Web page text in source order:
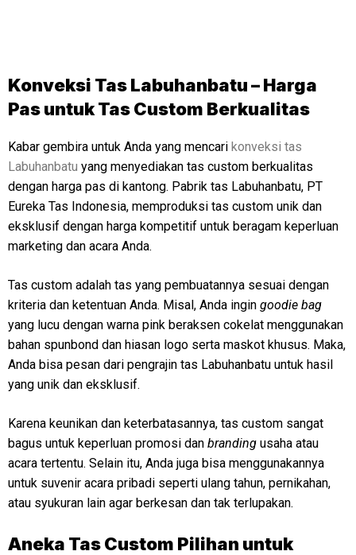
Konveksi Tas Labuhanbatu – Harga
Pas untuk Tas Custom Berkualitas
Kabar gembira untuk Anda yang mencari konveksi tas
Labuhanbatu yang menyediakan tas custom berkualitas
dengan harga pas di kantong. Pabrik tas Labuhanbatu, PT
Eureka Tas Indonesia, memproduksi tas custom unik dan
eksklusif dengan harga kompetitif untuk beragam keperluan
marketing dan acara Anda.
Tas custom adalah tas yang pembuatannya sesuai dengan
kriteria dan ketentuan Anda. Misal, Anda ingin goodie bag
yang lucu dengan warna pink beraksen cokelat menggunakan
bahan spunbond dan hiasan logo serta maskot khusus. Maka,
Anda bisa pesan dari pengrajin tas Labuhanbatu untuk hasil
yang unik dan eksklusif.
Karena keunikan dan keterbatasannya, tas custom sangat
bagus untuk keperluan promosi dan branding usaha atau
acara tertentu. Selain itu, Anda juga bisa menggunakannya
untuk suvenir acara pribadi seperti ulang tahun, pernikahan,
atau syukuran lain agar berkesan dan tak terlupakan.
Aneka Tas Custom Pilihan untuk